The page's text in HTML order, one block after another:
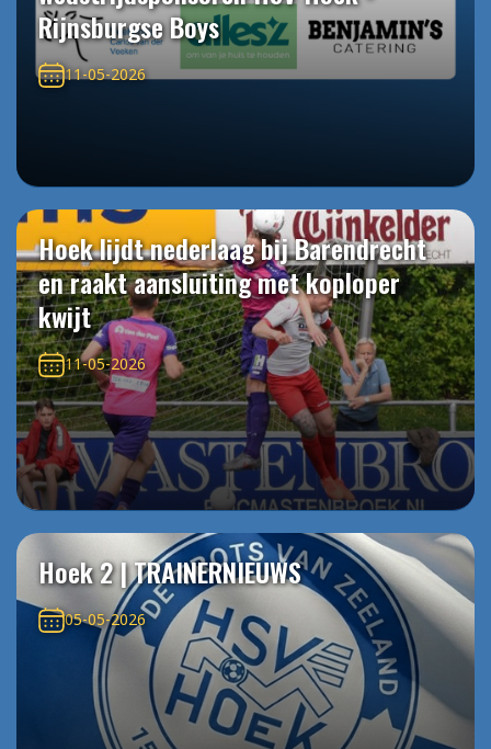
Rijnsburgse Boys
11-05-2026
Hoek lijdt nederlaag bij Barendrecht
en raakt aansluiting met koploper
kwijt
11-05-2026
Hoek 2 | TRAINERNIEUWS
05-05-2026